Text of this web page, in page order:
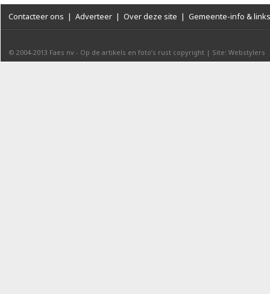
Contacteer ons | Adverteer | Over deze site | Gemeente-info & links
© 2004-2013 Faes nv - Op de artikels en foto’s rust copyright | Site: Webstylers